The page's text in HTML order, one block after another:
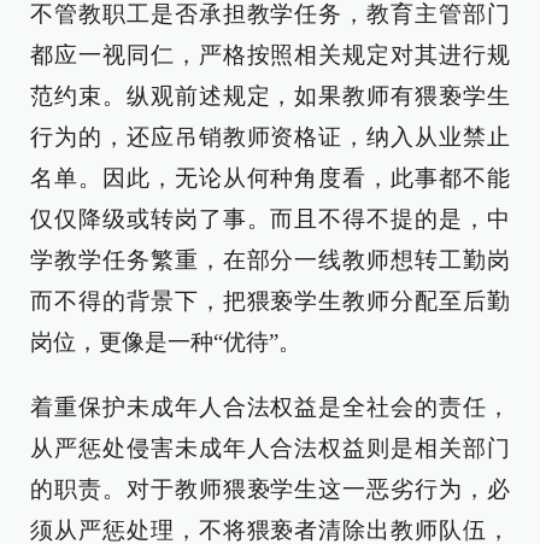
不管教职工是否承担教学任务，教育主管部门
都应一视同仁，严格按照相关规定对其进行规
范约束。纵观前述规定，如果教师有猥亵学生
行为的，还应吊销教师资格证，纳入从业禁止
名单。因此，无论从何种角度看，此事都不能
仅仅降级或转岗了事。而且不得不提的是，中
学教学任务繁重，在部分一线教师想转工勤岗
而不得的背景下，把猥亵学生教师分配至后勤
岗位，更像是一种“优待”。
着重保护未成年人合法权益是全社会的责任，
从严惩处侵害未成年人合法权益则是相关部门
的职责。对于教师猥亵学生这一恶劣行为，必
须从严惩处理，不将猥亵者清除出教师队伍，